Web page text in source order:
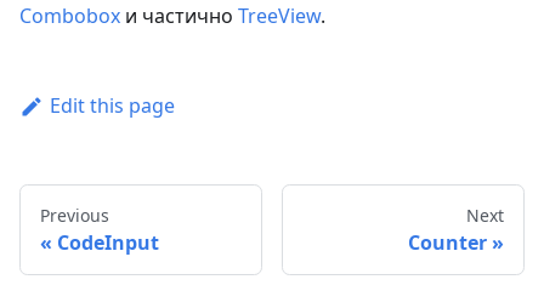
Combobox и частично TreeView.
Edit this page
Previous
CodeInput
Next
Counter